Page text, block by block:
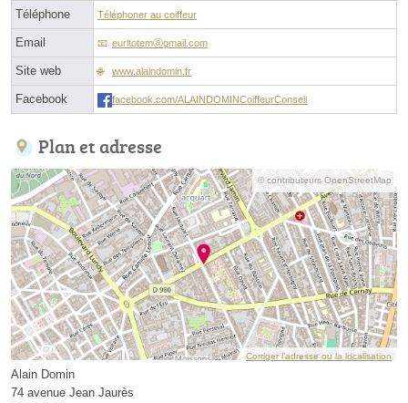
Téléphone Téléphoner au coiffeur
Email eurltotemⓐgmail.com
Site web www.alaindomin.fr
Facebook facebook.com/ALAINDOMINCoiffeurConseil
Plan et adresse
© contributeurs OpenStreetMap
Corriger l’adresse ou la localisation
Alain Domin
74 avenue Jean Jaurès